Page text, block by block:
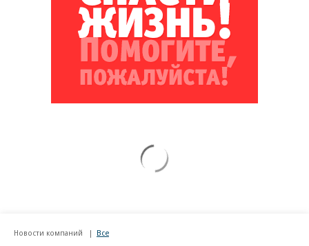
Новости компаний Все